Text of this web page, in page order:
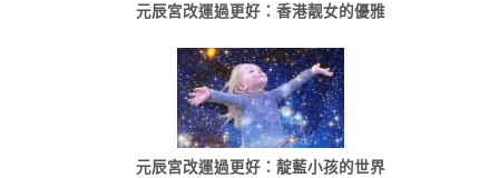
元辰宮改運過更好：香港靓女的優雅
元辰宮改運過更好：靛藍小孩的世界